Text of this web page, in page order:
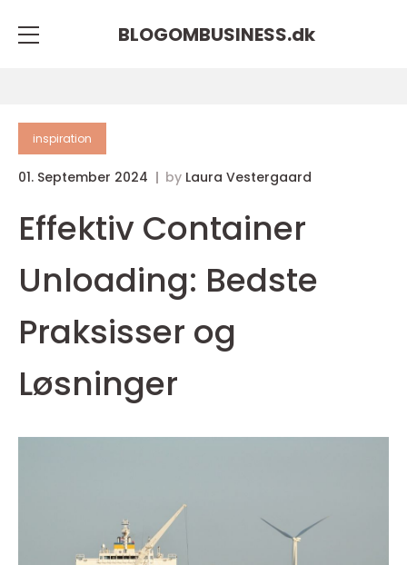
BLOGOMBUSINESS.dk
inspiration
01. September 2024 by Laura Vestergaard
Effektiv Container
Unloading: Bedste
Praksisser og
Løsninger